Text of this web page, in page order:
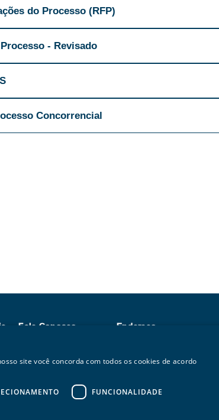
do Processo (RFP)
- Revisado
Concorrencial
Fale Conosco
Endereço
site você concorda com todos os cookies de acordo
FUNCIONALIDADE